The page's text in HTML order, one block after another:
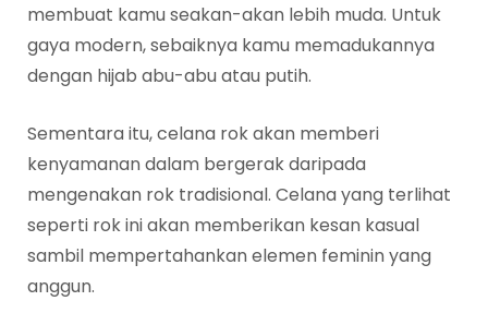
membuat kamu seakan-akan lebih muda. Untuk
gaya modern, sebaiknya kamu memadukannya
dengan hijab abu-abu atau putih.
Sementara itu, celana rok akan memberi
kenyamanan dalam bergerak daripada
mengenakan rok tradisional. Celana yang terlihat
seperti rok ini akan memberikan kesan kasual
sambil mempertahankan elemen feminin yang
anggun.